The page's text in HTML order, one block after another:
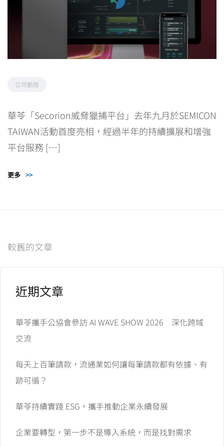
公司動態
華苓「Secorion威脅獵捕平台」去年九月於SEMICON
TAIWAN活動首度亮相，經過半年的持續擴展和增強
平台服務 […]
更多 >>
文
導
覽
較舊的文章
近期文章
華苓攜手公協會參訪 AI WAVE SHOW 2026 深化跨域
交流
每天上百筆請款，流通業如何讓每筆請款都有依據、有
跡可循？
華苓持續實踐 ESG，攜手推動企業永續發展
企業要轉型，第一步不是導入系統，而是找對需求